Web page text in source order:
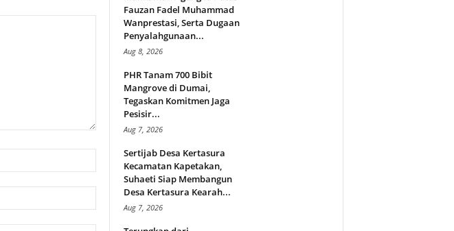
Fauzan Fadel Muhammad
Wanprestasi, Serta Dugaan
Penyalahgunaan...
Aug 8, 2026
PHR Tanam 700 Bibit
Mangrove di Dumai,
Tegaskan Komitmen Jaga
Pesisir...
Aug 7, 2026
Sertijab Desa Kertasura
Kecamatan Kapetakan,
Suhaeti Siap Membangun
Desa Kertasura Kearah...
Aug 7, 2026